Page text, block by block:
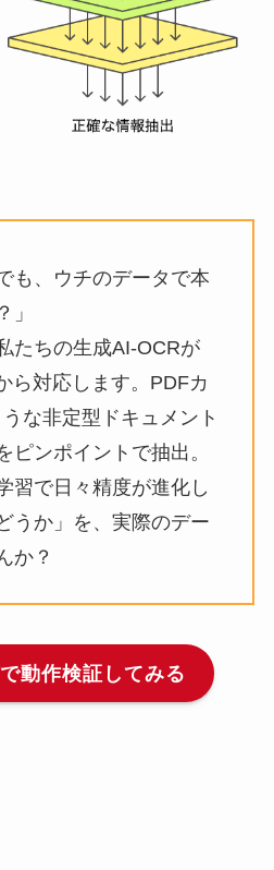
も、ウチのデータで本
」
たちの生成AI-OCRが
ら対応します。PDFカ
な非定型ドキュメント
ピンポイントで抽出。
習で日々精度が進化し
うか」を、実際のデー
か？
動作検証してみる